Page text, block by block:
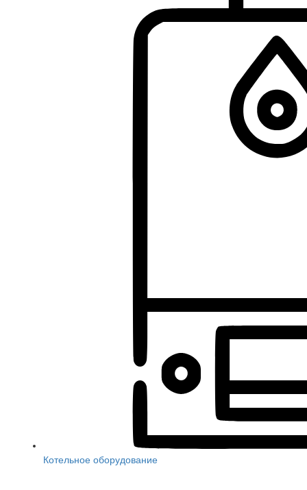
Котельное оборудование